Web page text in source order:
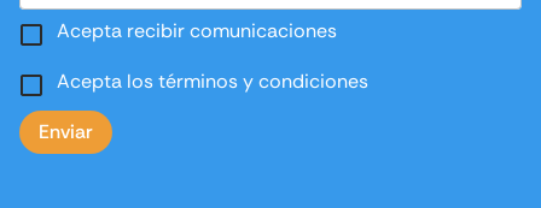
Acepta recibir comunicaciones
Acepta los términos y condiciones
Enviar